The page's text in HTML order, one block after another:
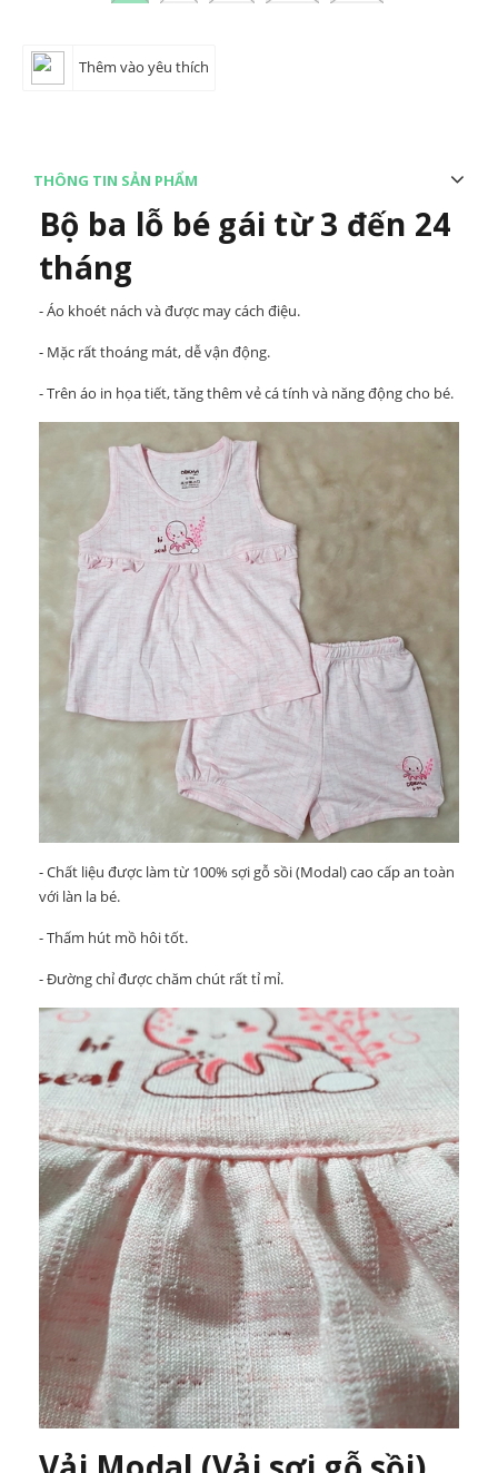
Thêm vào yêu thích
THÔNG TIN SẢN PHẨM
Bộ ba lỗ bé gái từ 3 đến 24
tháng
- Áo khoét nách và được may cách điệu.
- Mặc rất thoáng mát, dễ vận động.
- Trên áo in họa tiết, tăng thêm vẻ cá tính và năng động cho bé.
- Chất liệu được làm từ 100% sợi gỗ sồi (Modal) cao cấp an toàn
với làn la bé.
- Thấm hút mồ hôi tốt.
- Đường chỉ được chăm chút rất tỉ mỉ.